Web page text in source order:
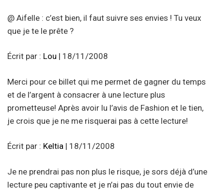
@ Aifelle : c’est bien, il faut suivre ses envies ! Tu veux
que je te le prête ?
Écrit par : Lou | 18/11/2008
Merci pour ce billet qui me permet de gagner du temps
et de l’argent à consacrer à une lecture plus
prometteuse! Après avoir lu l’avis de Fashion et le tien,
je crois que je ne me risquerai pas à cette lecture!
Écrit par : Keltia | 18/11/2008
Je ne prendrai pas non plus le risque, je sors déjà d’une
lecture peu captivante et je n’ai pas du tout envie de